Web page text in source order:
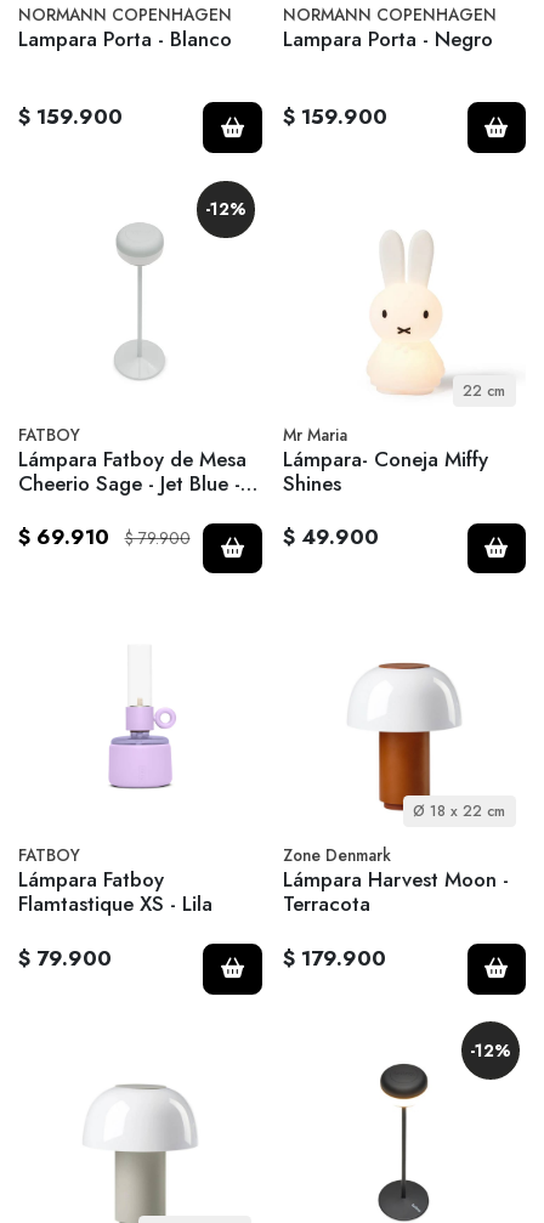
NORMANN COPENHAGEN
Lampara Porta - Blanco
$ 159.900
NORMANN COPENHAGEN
Lampara Porta - Negro
$ 159.900
-12%
FATBOY
Lámpara Fatboy de Mesa
Cheerio Sage - Jet Blue -
$ 69.910
$ 79.900
22 cm
Mr Maria
Lámpara- Coneja Miffy
Shines
$ 49.900
FATBOY
Lámpara Fatboy
Flamtastique XS - Lila
$ 79.900
Ø 18 x 22 cm
Zone Denmark
Lámpara Harvest Moon -
Terracota
$ 179.900
-12%